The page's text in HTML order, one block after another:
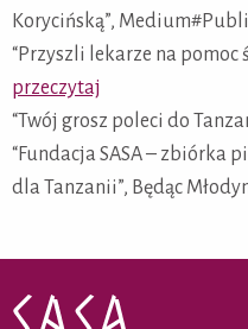
Korycińską”,
“Przyszli lekarze na pomoc
przeczytaj
“Twój grosz poleci do
“Fundacja SASA – zbiórka
dla Tanzanii”, Będąc